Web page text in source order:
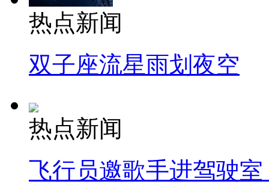
热点新闻
双子座流星雨划夜空
热点新闻
飞行员邀歌手进驾驶